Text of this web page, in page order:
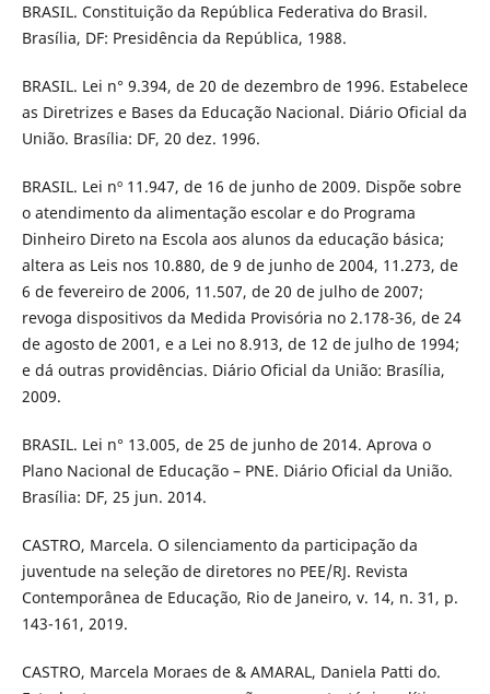
BRASIL. Constituição da República Federativa do Brasil.
Brasília, DF: Presidência da República, 1988.
BRASIL. Lei n° 9.394, de 20 de dezembro de 1996. Estabelece
as Diretrizes e Bases da Educação Nacional. Diário Oficial da
União. Brasília: DF, 20 dez. 1996.
BRASIL. Lei nº 11.947, de 16 de junho de 2009. Dispõe sobre
o atendimento da alimentação escolar e do Programa
Dinheiro Direto na Escola aos alunos da educação básica;
altera as Leis nos 10.880, de 9 de junho de 2004, 11.273, de
6 de fevereiro de 2006, 11.507, de 20 de julho de 2007;
revoga dispositivos da Medida Provisória no 2.178-36, de 24
de agosto de 2001, e a Lei no 8.913, de 12 de julho de 1994;
e dá outras providências. Diário Oficial da União: Brasília,
2009.
BRASIL. Lei n° 13.005, de 25 de junho de 2014. Aprova o
Plano Nacional de Educação – PNE. Diário Oficial da União.
Brasília: DF, 25 jun. 2014.
CASTRO, Marcela. O silenciamento da participação da
juventude na seleção de diretores no PEE/RJ. Revista
Contemporânea de Educação, Rio de Janeiro, v. 14, n. 31, p.
143-161, 2019.
CASTRO, Marcela Moraes de & AMARAL, Daniela Patti do.